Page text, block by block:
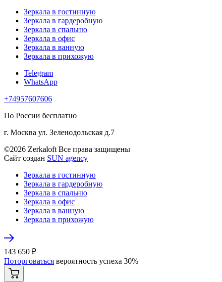
Зеркала в гостинную
Зеркала в гардеробную
Зеркала в спальню
Зеркала в офис
Зеркала в ванную
Зеркала в прихожую
Telegram
WhatsApp
+74957607606
По России бесплатно
г. Москва ул. Зеленодольская д.7
©2026 Zerkaloft Все права защищены
Сайт создан SUN agency
Зеркала в гостинную
Зеркала в гардеробную
Зеркала в спальню
Зеркала в офис
Зеркала в ванную
Зеркала в прихожую
143 650 ₽
Поторговаться вероятность успеха 30%